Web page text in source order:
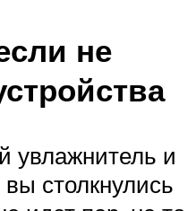
не
увлажнитель и
столкнулись